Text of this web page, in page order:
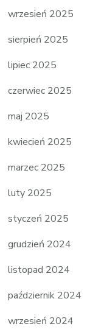
wrzesień 2025
sierpień 2025
lipiec 2025
czerwiec 2025
maj 2025
kwiecień 2025
marzec 2025
luty 2025
styczeń 2025
grudzień 2024
listopad 2024
październik 2024
wrzesień 2024